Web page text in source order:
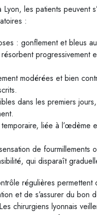
les patients peuvent
:
: gonflement et bleus
progressivement
modérées et bien
dans les premiers
liée à l’œdème
de fourmillements
qui disparaît
régulières permettent
et de s’assurer du bon
chirurgiens lyonnais